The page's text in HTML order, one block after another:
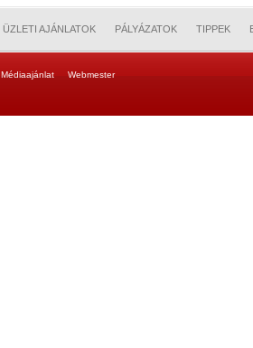
ÜZLETI AJÁNLATOK PÁLYÁZATOK TIPPEK
Médiaajánlat Webmester